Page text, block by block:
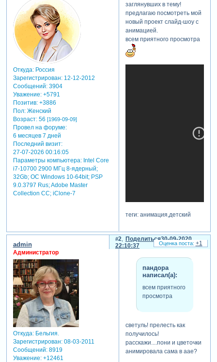
Откуда:Россия
Зарегистрирован: 12-12-2012
Сообщений:3904
Уважение: +5791
Позитив: +3886
Пол:Женский
Возраст:56 [1969-09-09]
Провел на форуме:
6 месяцев 7 дней
Последний визит:
27-07-2026 00:16:05
Параметры компьютера:Intel Core
i7-10700 2900 МГц 8-ядерный;
32Gb; ОС Windows 10-64bit; PSP
9.0.3797 Rus; Adobe Master
Collection СС; iClone-7
заглянувших в тему!
предлагаю посмотреть мой
новый проект слайд-шоу с
анимацией.
всем приятного просмотра
теги: анимация,детский
Поделиться
2
30-09-2020
22:10:37
admin
Администратор
Откуда:Бельгия.
Зарегистрирован: 08-03-2011
Сообщений:8919
Уважение: +12461
пандора
написал(а):
всем приятного
просмотра
светуль! прелесть как
получилось!
расскажи....пони и цветочки
анимировала сама в аае?
+1